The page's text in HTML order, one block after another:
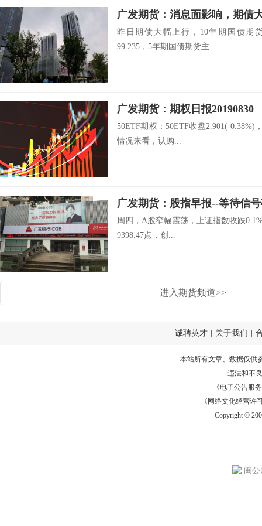
广发期货：消息面影响，期债
昨日期债大幅上行，10年期国债期
99.235，5年期国债期货主...
广发期货：期权日报20190830
50ETF期权：50ETF收盘2.901(-
情况来看，认购...
广发期货：股指早报--等待信号
周四，A股窄幅震荡，上证指数收跌
9398.47点，创...
进入期货频道>>
诚聘英才 关于我们
本站所有文章、数据仅供
违法和不
《电子公告服务
《网络文化经营许
Copyright ©
闽公